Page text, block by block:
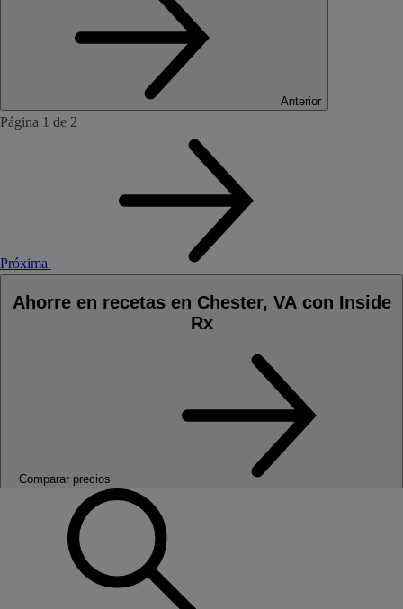
Anterior
Página 1 de 2
Próxima
Ahorre en recetas en Chester, VA con Inside
Rx
Comparar precios